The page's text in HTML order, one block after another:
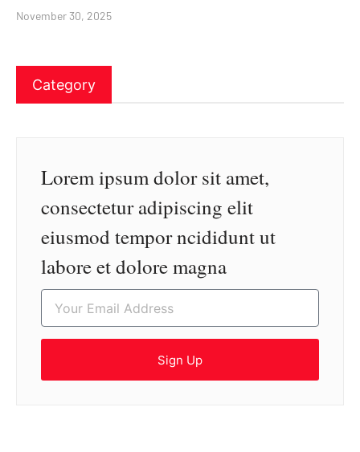
November 30, 2025
Category
Lorem ipsum dolor sit amet,
consectetur adipiscing elit
eiusmod tempor ncididunt ut
labore et dolore magna
Sign Up